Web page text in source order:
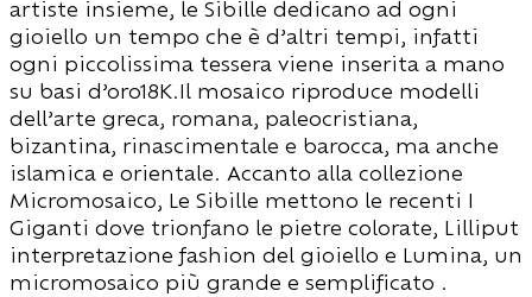
artiste insieme, le Sibille dedicano ad ogni
gioiello un tempo che è d’altri tempi, infatti
ogni piccolissima tessera viene inserita a mano
su basi d’oro18K.Il mosaico riproduce modelli
dell’arte greca, romana, paleocristiana,
bizantina, rinascimentale e barocca, ma anche
islamica e orientale. Accanto alla collezione
Micromosaico, Le Sibille mettono le recenti I
Giganti dove trionfano le pietre colorate, Lilliput
interpretazione fashion del gioiello e Lumina, un
micromosaico più grande e semplificato .